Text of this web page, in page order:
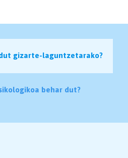
gizarte-laguntzetarako?
behar dut?